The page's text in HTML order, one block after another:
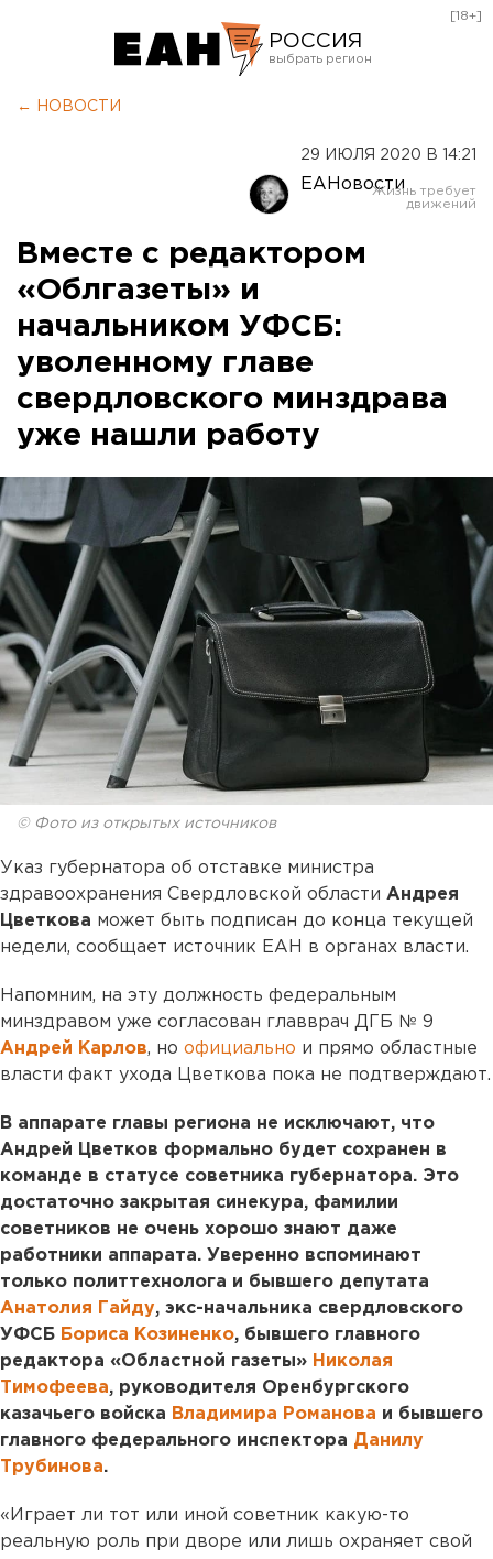
РОССИЯ
Оренбург
[18+]
← НОВОСТИ
29 ИЮЛЯ 2020 В 14:21
ЕАНовости
Вместе с редактором
«Облгазеты» и
начальником УФСБ:
уволенному главе
свердловского минздрава
уже нашли работу
© Фото из открытых источников
Указ губернатора об отставке министра
здравоохранения Свердловской области Андрея
Цветкова может быть подписан до конца текущей
недели, сообщает источник ЕАН в органах власти.
Напомним, на эту должность федеральным
минздравом уже согласован главврач ДГБ № 9
Андрей Карлов, но официально и прямо областные
власти факт ухода Цветкова пока не подтверждают.
В аппарате главы региона не исключают, что
Андрей Цветков формально будет сохранен в
команде в статусе советника губернатора. Это
достаточно закрытая синекура, фамилии
советников не очень хорошо знают даже
работники аппарата. Уверенно вспоминают
только политтехнолога и бывшего депутата
Анатолия Гайду, экс-начальника свердловского
УФСБ Бориса Козиненко, бывшего главного
редактора «Областной газеты» Николая
Тимофеева, руководителя Оренбургского
казачьего войска Владимира Романова и бывшего
главного федерального инспектора Данилу
Трубинова.
«Играет ли тот или иной советник какую-то
реальную роль при дворе или лишь охраняет свой